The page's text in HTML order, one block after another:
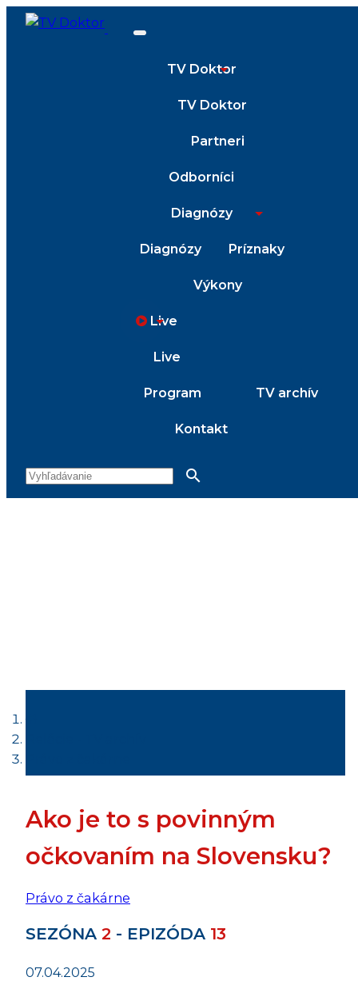
TV Doktor
TV Doktor
Partneri
Odborníci
Diagnózy
Diagnózy Príznaky
Výkony
Live
Live
Program TV archív
Kontakt
search
Ako je to s povinným
očkovaním na Slovensku?
Právo z čakárne
SEZÓNA 2 - EPIZÓDA 13
07.04.2025